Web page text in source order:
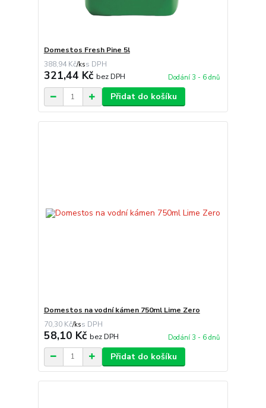
Domestos Fresh Pine 5l
388,94 Kč/ks
321,44 Kč bez DPH Dodání 3 - 6 dnů
Přidat do košíku
Domestos na vodní kámen 750ml Lime Zero
70,30 Kč/ks
58,10 Kč bez DPH Dodání 3 - 6 dnů
Přidat do košíku